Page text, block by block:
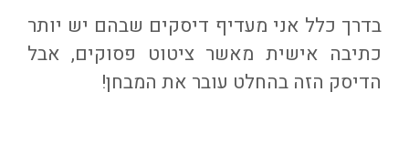
בדרך כלל אני מעדיף דיסקים שבהם יש יותר
כתיבה אישית מאשר ציטוט פסוקים, אבל
הדיסק הזה בהחלט עובר את המבחן!